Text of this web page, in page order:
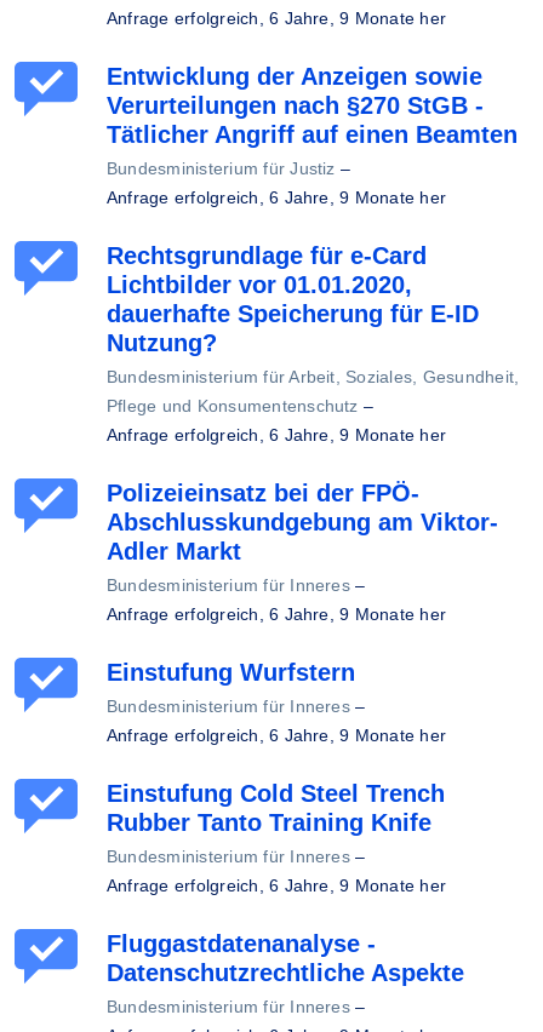
Anfrage erfolgreich,6 Jahre, 9 Monate her
Entwicklung der Anzeigen sowie
Verurteilungen nach §270 StGB -
Tätlicher Angriff auf einen Beamten
Bundesministerium für Justiz –
Anfrage erfolgreich,6 Jahre, 9 Monate her
Rechtsgrundlage für e-Card
Lichtbilder vor 01.01.2020,
dauerhafte Speicherung für E-ID
Nutzung?
Bundesministerium für Arbeit, Soziales, Gesundheit,
Pflege und Konsumentenschutz –
Anfrage erfolgreich,6 Jahre, 9 Monate her
Polizeieinsatz bei der FPÖ-
Abschlusskundgebung am Viktor-
Adler Markt
Bundesministerium für Inneres–
Anfrage erfolgreich,6 Jahre, 9 Monate her
Einstufung Wurfstern
Bundesministerium für Inneres–
Anfrage erfolgreich,6 Jahre, 9 Monate her
Einstufung Cold Steel Trench
Rubber Tanto Training Knife
Bundesministerium für Inneres–
Anfrage erfolgreich,6 Jahre, 9 Monate her
Fluggastdatenanalyse -
Datenschutzrechtliche Aspekte
Bundesministerium für Inneres–